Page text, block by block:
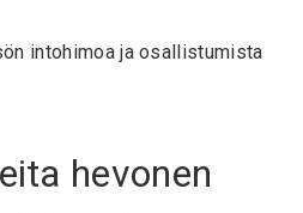
intohimoa ja osallistumista
hevonen